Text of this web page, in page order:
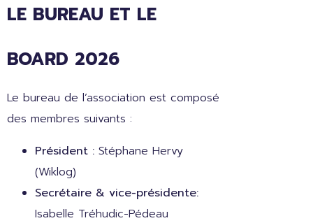
LE BUREAU ET LE
BOARD 2026
Le bureau de l’association est composé
des membres suivants :
Président : Stéphane Hervy
(Wiklog)
Secrétaire & vice-présidente:
Isabelle Tréhudic-Pédeau